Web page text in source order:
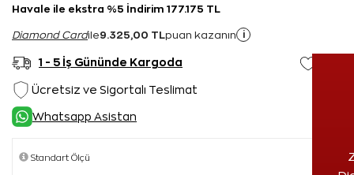
Havale ile ekstra %5 İndirim 177.175 TL
Diamond Cardile9.325,00 TL puan kazanın i
1 - 5 İş Gününde Kargoda
Ücretsiz ve Sigortalı Teslimat
Whatsapp Asistan